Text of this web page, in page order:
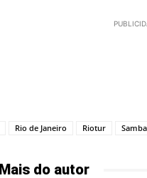
Rio de Janeiro Riotur Samba
Mais do autor